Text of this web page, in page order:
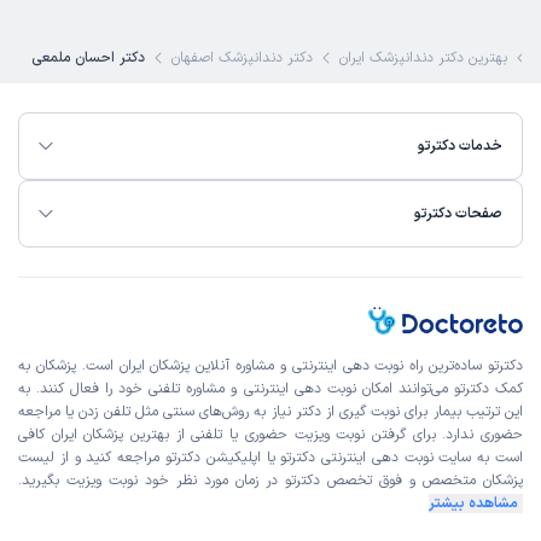
مرضیه
نوبت مطب از دکترتو
این پزشک را پیشنهاد میکنم
زمان انتظار:
و انقدر با سرعت دندونمو کشیدن که اصلا متوجه نشدم. جراحی
علت مراجعه: کشیدن و جراحی دندان عقل
مهدیه
کاربر آزاد
(
1405/04/24
)
بهترین دکتر دندانپزشک ایران دکتر دندانپزشک اصفهان دکتر احسان ملمعی
خدمات دکترتو
صفحات دکترتو
دکترتو ساده‌ترین راه نوبت‌ دهی اینترنتی و مشاوره آنلاین پزشکان ایران است. پزشکان به
کمک دکترتو می‌توانند امکان نوبت دهی اینترنتی و مشاوره تلفنی خود را فعال کنند. به
این ترتیب بیمار برای نوبت گیری از دکتر نیاز به روش‌های سنتی مثل تلفن زدن یا مراجعه
حضوری ندارد. برای گرفتن نوبت ویزیت حضوری یا تلفنی از بهترین پزشکان ایران کافی
است به سایت نوبت دهی اینترنتی دکترتو یا اپلیکیشن دکترتو مراجعه کنید و از لیست
پزشکان متخصص و فوق تخصص دکترتو در زمان مورد نظر خود نوبت ویزیت بگیرید.
مشاهده بیشتر